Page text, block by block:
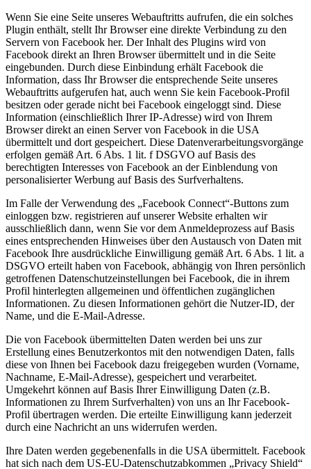
Wenn Sie eine Seite unseres Webauftritts aufrufen, die ein solches
Plugin enthält, stellt Ihr Browser eine direkte Verbindung zu den
Servern von Facebook her. Der Inhalt des Plugins wird von
Facebook direkt an Ihren Browser übermittelt und in die Seite
eingebunden. Durch diese Einbindung erhält Facebook die
Information, dass Ihr Browser die entsprechende Seite unseres
Webauftritts aufgerufen hat, auch wenn Sie kein Facebook-Profil
besitzen oder gerade nicht bei Facebook eingeloggt sind. Diese
Information (einschließlich Ihrer IP-Adresse) wird von Ihrem
Browser direkt an einen Server von Facebook in die USA
übermittelt und dort gespeichert. Diese Datenverarbeitungsvorgänge
erfolgen gemäß Art. 6 Abs. 1 lit. f DSGVO auf Basis des
berechtigten Interesses von Facebook an der Einblendung von
personalisierter Werbung auf Basis des Surfverhaltens.
Im Falle der Verwendung des „Facebook Connect“-Buttons zum
einloggen bzw. registrieren auf unserer Website erhalten wir
ausschließlich dann, wenn Sie vor dem Anmeldeprozess auf Basis
eines entsprechenden Hinweises über den Austausch von Daten mit
Facebook Ihre ausdrückliche Einwilligung gemäß Art. 6 Abs. 1 lit. a
DSGVO erteilt haben von Facebook, abhängig von Ihren persönlich
getroffenen Datenschutzeinstellungen bei Facebook, die in ihrem
Profil hinterlegten allgemeinen und öffentlichen zugänglichen
Informationen. Zu diesen Informationen gehört die Nutzer-ID, der
Name, und die E-Mail-Adresse.
Die von Facebook übermittelten Daten werden bei uns zur
Erstellung eines Benutzerkontos mit den notwendigen Daten, falls
diese von Ihnen bei Facebook dazu freigegeben wurden (Vorname,
Nachname, E-Mail-Adresse), gespeichert und verarbeitet.
Umgekehrt können auf Basis Ihrer Einwilligung Daten (z.B.
Informationen zu Ihrem Surfverhalten) von uns an Ihr Facebook-
Profil übertragen werden. Die erteilte Einwilligung kann jederzeit
durch eine Nachricht an uns widerrufen werden.
Ihre Daten werden gegebenenfalls in die USA übermittelt. Facebook
hat sich nach dem US-EU-Datenschutzabkommen „Privacy Shield“